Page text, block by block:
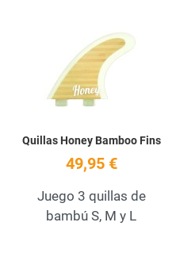
Quillas Honey Bamboo Fins
49,95 €
Juego 3 quillas de
bambú S, M y L